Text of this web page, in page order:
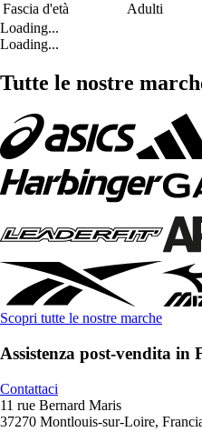
Fascia d'età
Adulti
Loading...
Loading...
Tutte le nostre
Scopri tutte le nostre marche
Assistenza post-vendita in
Contattaci
11 rue Bernard Maris
37270 Montlouis-sur-Loire,